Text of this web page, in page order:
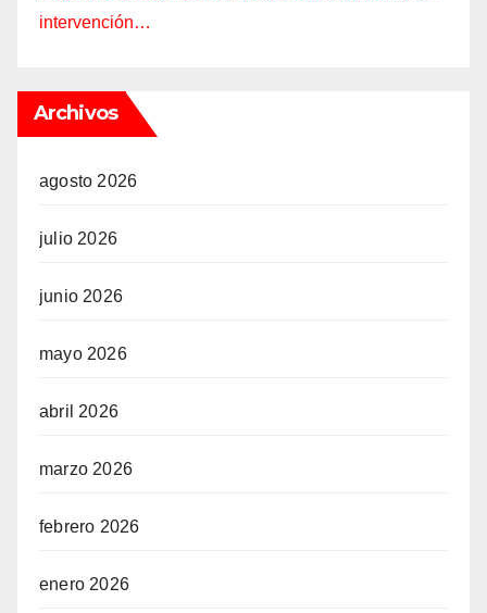
intervención…
Archivos
agosto 2026
julio 2026
junio 2026
mayo 2026
abril 2026
marzo 2026
febrero 2026
enero 2026